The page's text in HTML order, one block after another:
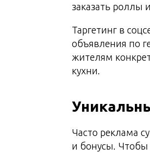
заказать роллы
Таргетинг в
объявления по
жителям
кухни.
Часто реклама
и бонусы.